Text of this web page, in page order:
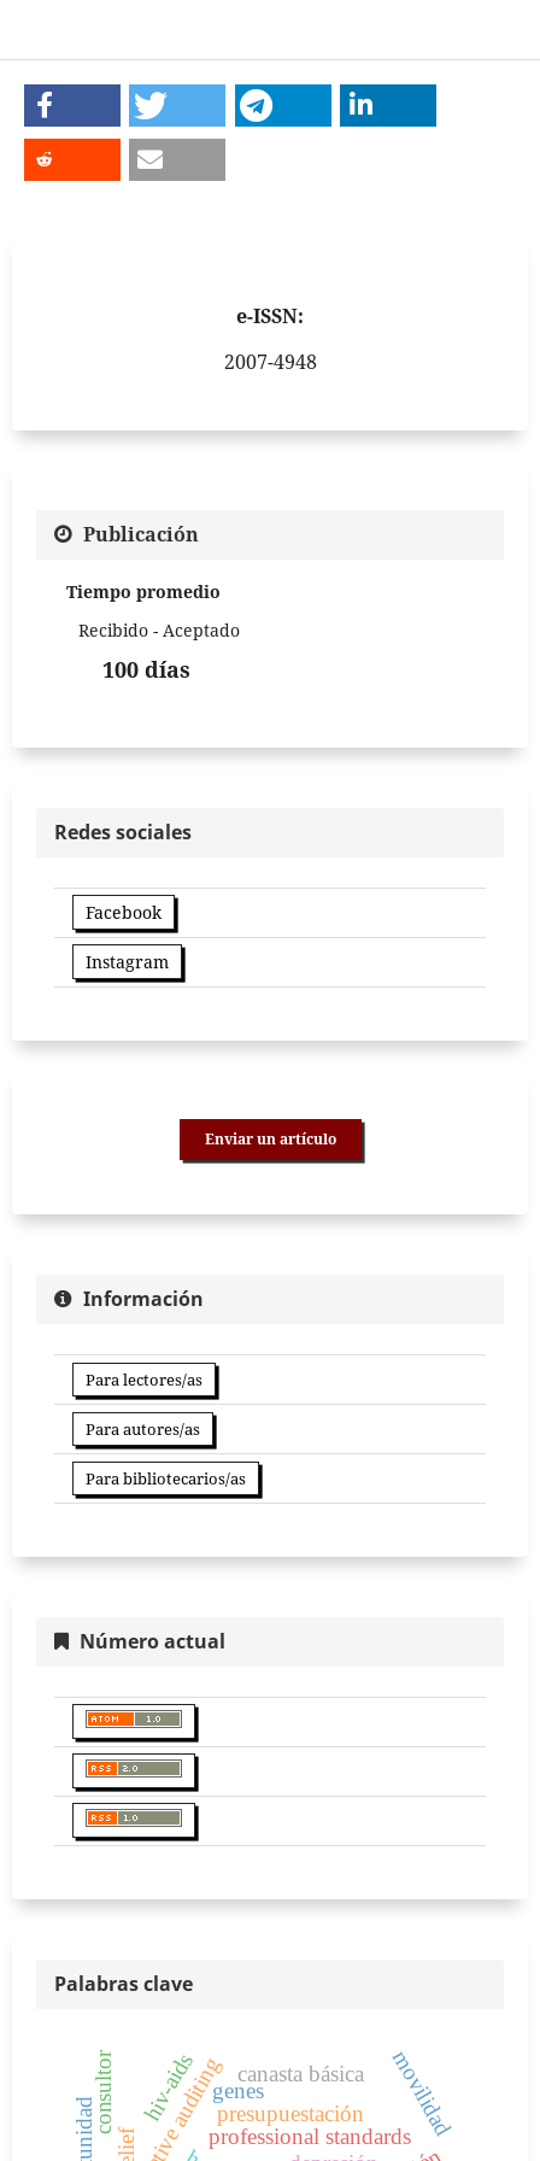
e-ISSN:
2007-4948
Publicación
Tiempo promedio
Recibido - Aceptado
100 días
Redes sociales
Facebook
Instagram
Enviar un artículo
Información
Para lectores/as
Para autores/as
Para bibliotecarios/as
Número actual
Palabras clave
professional standards
presupuestación
hiv-aids movilidad
genes
consultor canasta básica